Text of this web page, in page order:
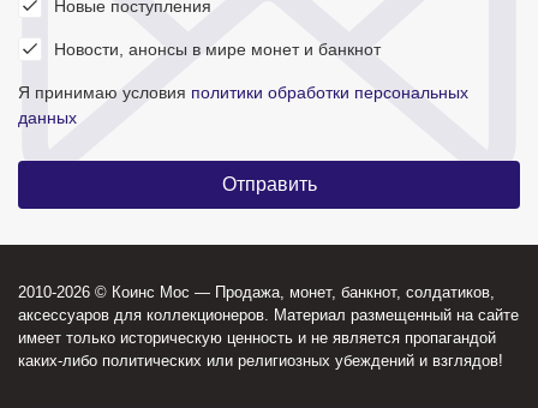
Новые поступления
Новости, анонсы в мире монет и банкнот
Я принимаю условия политики обработки персональных
данных
2010-2026 © Коинс Мос — Продажа, монет, банкнот, солдатиков,
аксессуаров для коллекционеров. Материал размещенный на сайте
имеет только историческую ценность и не является пропагандой
каких-либо политических или религиозных убеждений и взглядов!